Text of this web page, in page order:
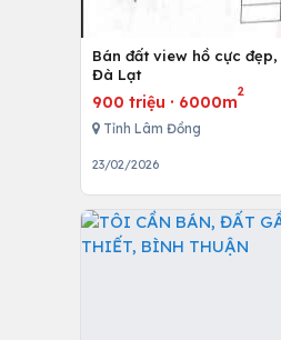
Bán đất view hồ cực
Đà Lạt
900 triệu · 6000m
2
Tỉnh Lâm Đồng
23/02/2026